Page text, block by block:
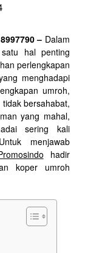
– Dalam
hal penting
perlengkapan
menghadapi
umroh,
bersahabat,
yang mahal,
sering kali
menjawab
hadir
koper umroh